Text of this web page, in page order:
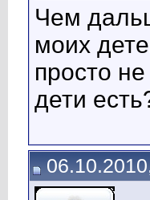
Чем
моих
просто
дети